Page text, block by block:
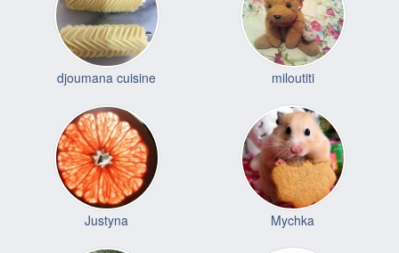
djoumana cuisine miloutiti
Justyna Mychka